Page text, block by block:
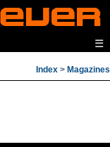
☰
Index > Magazines